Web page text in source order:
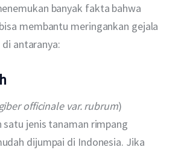
banyak fakta bahwa
membantu meringankan gejala
antaranya:
officinale var. rubrum)
satu jenis tanaman rimpang
dijumpai di Indonesia. Jika